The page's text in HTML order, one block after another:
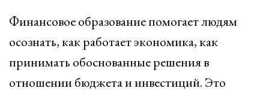
Финансовое образование помогает людям
осознать, как работает экономика, как
принимать обоснованные решения в
отношении бюджета и инвестиций. Это